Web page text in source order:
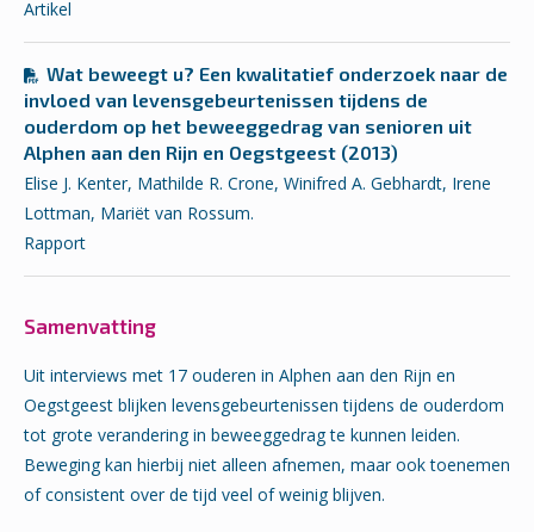
Artikel
Wat beweegt u? Een kwalitatief onderzoek naar de
invloed van levensgebeurtenissen tijdens de
ouderdom op het beweeggedrag van senioren uit
Alphen aan den Rijn en Oegstgeest (2013)
Elise J. Kenter, Mathilde R. Crone, Winifred A. Gebhardt, Irene
Lottman, Mariët van Rossum.
Rapport
Samenvatting
Uit interviews met 17 ouderen in Alphen aan den Rijn en
Oegstgeest blijken levensgebeurtenissen tijdens de ouderdom
tot grote verandering in beweeggedrag te kunnen leiden.
Beweging kan hierbij niet alleen afnemen, maar ook toenemen
of consistent over de tijd veel of weinig blijven.